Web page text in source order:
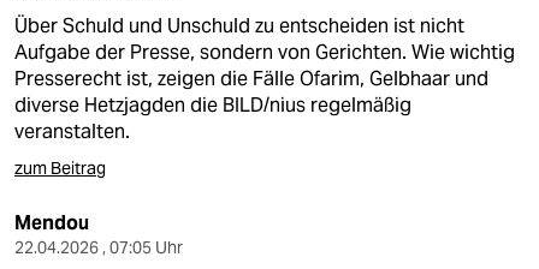
Über Schuld und Unschuld zu entscheiden ist nicht
Aufgabe der Presse, sondern von Gerichten. Wie wichtig
Presserecht ist, zeigen die Fälle Ofarim, Gelbhaar und
diverse Hetzjagden die BILD/nius regelmäßig
veranstalten.
zum Beitrag
Mendou
22.04.2026 , 07:05 Uhr